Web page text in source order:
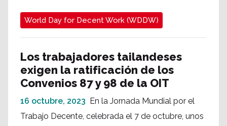
World Day for Decent Work (WDDW)
Los trabajadores tailandeses
exigen la ratificación de los
Convenios 87 y 98 de la OIT
16 octubre, 2023 En la Jornada Mundial por el
Trabajo Decente, celebrada el 7 de octubre, unos